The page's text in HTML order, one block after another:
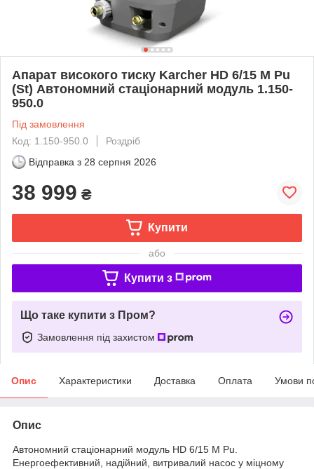
Апарат високого тиску Karcher HD 6/15 M Pu
(St) Автономний стаціонарний модуль 1.150-
950.0
Під замовлення
Код: 1.150-950.0
Роздріб
Відправка з 28 серпня 2026
38 999 ₴
Купити
або
Купити з
Що таке купити з Пром?
Замовлення під захистом
Опис Характеристики Доставка Оплата Умови
Опис
Автономний стаціонарний модуль HD 6/15 M Pu.
Енергоефективний, надійний, витривалий насос у міцному